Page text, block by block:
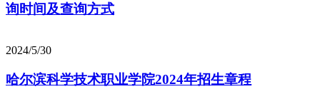
询时间及查询方式
2024/5/30
哈尔滨科学技术职业学院2024年招生章程